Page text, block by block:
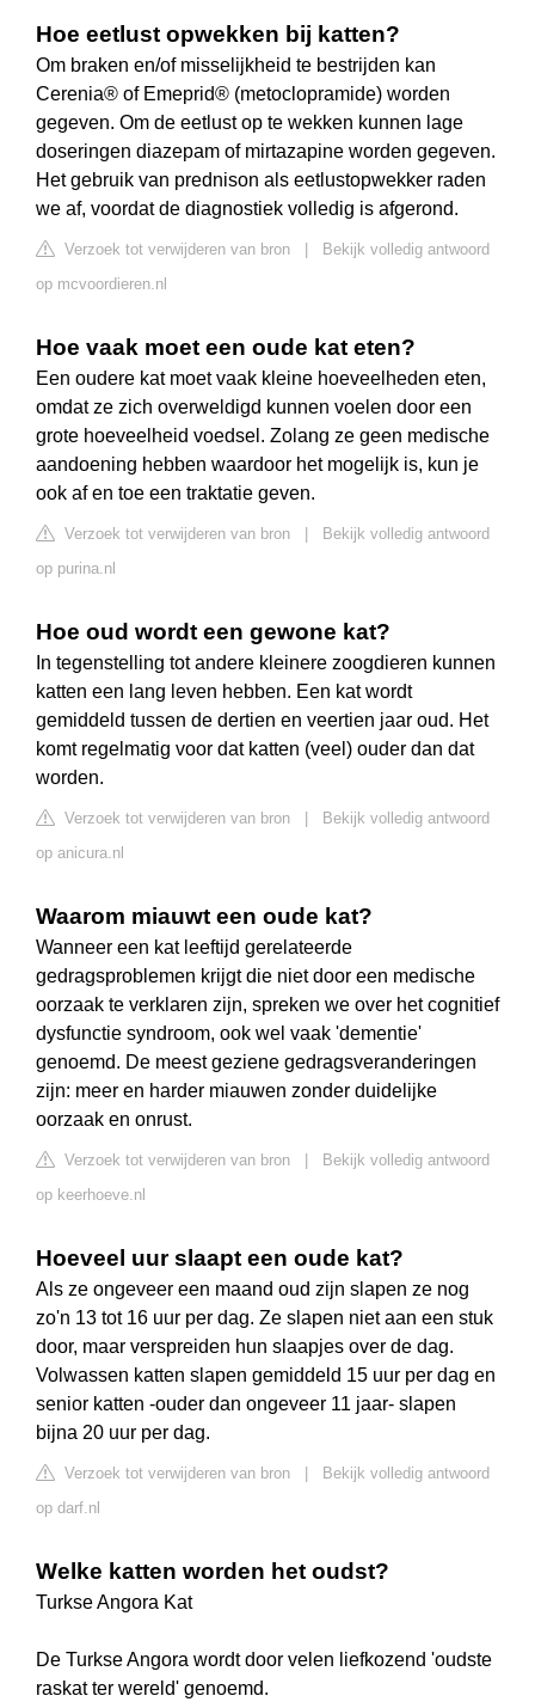
Hoe eetlust opwekken bij katten?
Om braken en/of misselijkheid te bestrijden kan
Cerenia® of Emeprid® (metoclopramide) worden
gegeven. Om de eetlust op te wekken kunnen lage
doseringen diazepam of mirtazapine worden gegeven.
Het gebruik van prednison als eetlustopwekker raden
we af, voordat de diagnostiek volledig is afgerond.
Verzoek tot verwijderen van bron
Bekijk volledig antwoord
op mcvoordieren.nl
Hoe vaak moet een oude kat eten?
Een oudere kat moet vaak kleine hoeveelheden eten,
omdat ze zich overweldigd kunnen voelen door een
grote hoeveelheid voedsel. Zolang ze geen medische
aandoening hebben waardoor het mogelijk is, kun je
ook af en toe een traktatie geven.
Verzoek tot verwijderen van bron
Bekijk volledig antwoord
op purina.nl
Hoe oud wordt een gewone kat?
In tegenstelling tot andere kleinere zoogdieren kunnen
katten een lang leven hebben. Een kat wordt
gemiddeld tussen de dertien en veertien jaar oud. Het
komt regelmatig voor dat katten (veel) ouder dan dat
worden.
Verzoek tot verwijderen van bron
Bekijk volledig antwoord
op anicura.nl
Waarom miauwt een oude kat?
Wanneer een kat leeftijd gerelateerde
gedragsproblemen krijgt die niet door een medische
oorzaak te verklaren zijn, spreken we over het cognitief
dysfunctie syndroom, ook wel vaak 'dementie'
genoemd. De meest geziene gedragsveranderingen
zijn: meer en harder miauwen zonder duidelijke
oorzaak en onrust.
Verzoek tot verwijderen van bron
Bekijk volledig antwoord
op keerhoeve.nl
Hoeveel uur slaapt een oude kat?
Als ze ongeveer een maand oud zijn slapen ze nog
zo'n 13 tot 16 uur per dag. Ze slapen niet aan een stuk
door, maar verspreiden hun slaapjes over de dag.
Volwassen katten slapen gemiddeld 15 uur per dag en
senior katten -ouder dan ongeveer 11 jaar- slapen
bijna 20 uur per dag.
Verzoek tot verwijderen van bron
Bekijk volledig antwoord
op darf.nl
Welke katten worden het oudst?
Turkse Angora Kat
De Turkse Angora wordt door velen liefkozend 'oudste
raskat ter wereld' genoemd.